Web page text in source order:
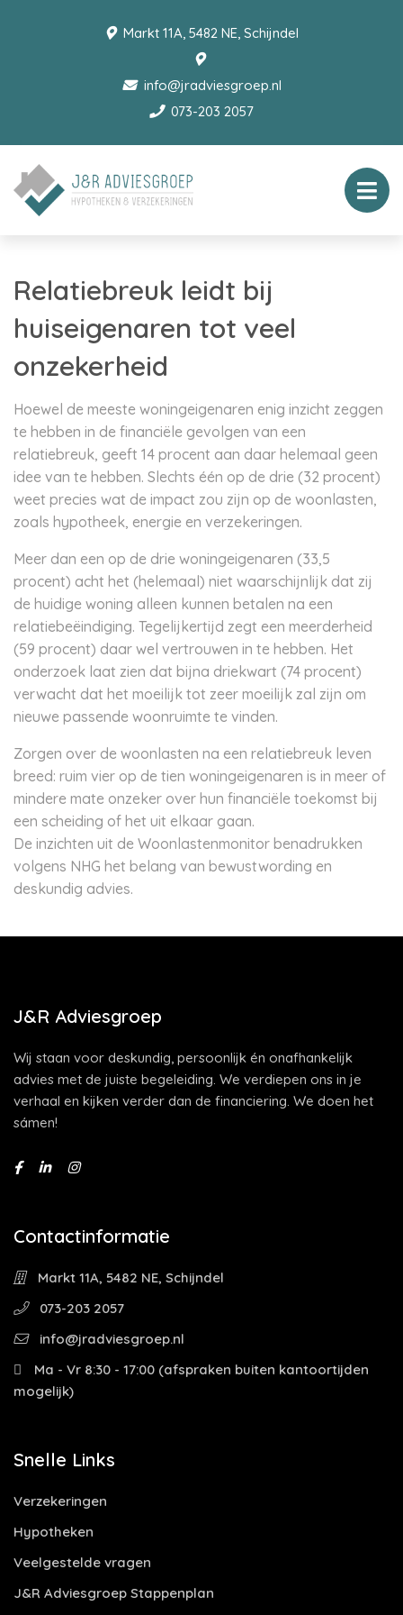
Markt 11A, 5482 NE, Schijndel
info@jradviesgroep.nl
073-203 2057
Relatiebreuk leidt bij
huiseigenaren tot veel
onzekerheid
Hoewel de meeste woningeigenaren enig inzicht zeggen
te hebben in de financiële gevolgen van een
relatiebreuk, geeft 14 procent aan daar helemaal geen
idee van te hebben. Slechts één op de drie (32 procent)
weet precies wat de impact zou zijn op de woonlasten,
zoals hypotheek, energie en verzekeringen.
Meer dan een op de drie woningeigenaren (33,5
procent) acht het (helemaal) niet waarschijnlijk dat zij
de huidige woning alleen kunnen betalen na een
relatiebeëindiging. Tegelijkertijd zegt een meerderheid
(59 procent) daar wel vertrouwen in te hebben. Het
onderzoek laat zien dat bijna driekwart (74 procent)
verwacht dat het moeilijk tot zeer moeilijk zal zijn om
nieuwe passende woonruimte te vinden.
Zorgen over de woonlasten na een relatiebreuk leven
breed: ruim vier op de tien woningeigenaren is in meer of
mindere mate onzeker over hun financiële toekomst bij
een scheiding of het uit elkaar gaan.
De inzichten uit de Woonlastenmonitor benadrukken
volgens NHG het belang van bewustwording en
deskundig advies.
J&R Adviesgroep
Wij staan voor deskundig, persoonlijk én onafhankelijk
advies met de juiste begeleiding. We verdiepen ons in je
verhaal en kijken verder dan de financiering. We doen het
sámen!
Contactinformatie
Markt 11A, 5482 NE, Schijndel
073-203 2057
info@jradviesgroep.nl
Ma - Vr 8:30 - 17:00 (afspraken buiten kantoortijden
mogelijk)
Snelle Links
Verzekeringen
Hypotheken
Veelgestelde vragen
J&R Adviesgroep Stappenplan